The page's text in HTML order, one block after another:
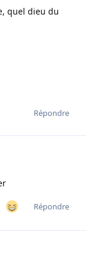
quel dieu du
Répondre
Répondre